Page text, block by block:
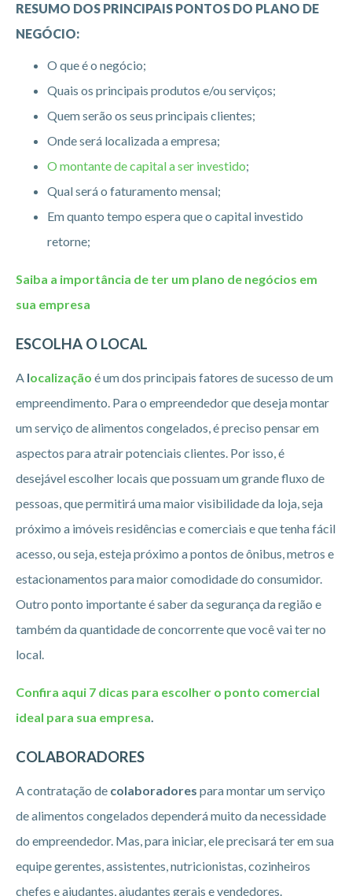
RESUMO DOS PRINCIPAIS PONTOS DO PLANO DE
NEGÓCIO:
O que é o negócio;
Quais os principais produtos e/ou serviços;
Quem serão os seus principais clientes;
Onde será localizada a empresa;
O montante de capital a ser investido;
Qual será o faturamento mensal;
Em quanto tempo espera que o capital investido
retorne;
Saiba a importância de ter um plano de negócios em
sua empresa
ESCOLHA O LOCAL
A localização é um dos principais fatores de sucesso de um
empreendimento. Para o empreendedor que deseja montar
um serviço de alimentos congelados, é preciso pensar em
aspectos para atrair potenciais clientes. Por isso, é
desejável escolher locais que possuam um grande fluxo de
pessoas, que permitirá uma maior visibilidade da loja, seja
próximo a imóveis residências e comerciais e que tenha fácil
acesso, ou seja, esteja próximo a pontos de ônibus, metros e
estacionamentos para maior comodidade do consumidor.
Outro ponto importante é saber da segurança da região e
também da quantidade de concorrente que você vai ter no
local.
Confira aqui 7 dicas para escolher o ponto comercial
ideal para sua empresa
COLABORADORES
A contratação de colaboradores para montar um serviço
de alimentos congelados dependerá muito da necessidade
do empreendedor. Mas, para iniciar, ele precisará ter em sua
equipe gerentes, assistentes, nutricionistas, cozinheiros
chefes e ajudantes, ajudantes gerais e vendedores.